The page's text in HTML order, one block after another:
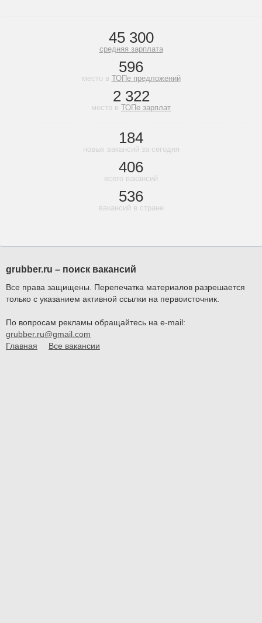
45 300
средняя зарплата
596
место в ТОПе предложений
2 322
место в ТОПе зарплат
184
новых вакансий за сегодня
406
всего вакансий
536
вакансий в стране
grubber.ru – поиск вакансий
Все права защищены. Перепечатка материалов разрешается
только с указанием активной ссылки на первоисточник.
По вопросам рекламы обращайтесь на e-mail:
grubber.ru@gmail.com
Главная
Все вакансии